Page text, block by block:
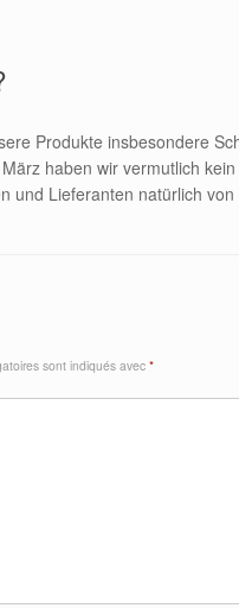
Produkte insbesondere
haben wir vermutlich
und Lieferanten natürlich
sont indiqués avec *